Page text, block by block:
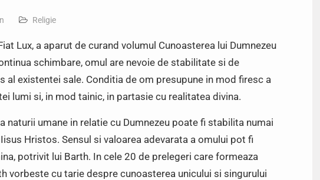
Religie
Lux, a aparut de curand volumul Cunoasterea lui Dumnezeu
schimbare, omul are nevoie de stabilitate si de
al existentei sale. Conditia de om presupune in mod firesc a
lumi si, in mod tainic, in partasie cu realitatea divina.
naturii umane in relatie cu Dumnezeu poate fi stabilita numai
Hristos. Sensul si valoarea adevarata a omului pot fi
potrivit lui Barth. In cele 20 de prelegeri care formeaza
vorbeste cu tarie despre cunoasterea unicului si singurului